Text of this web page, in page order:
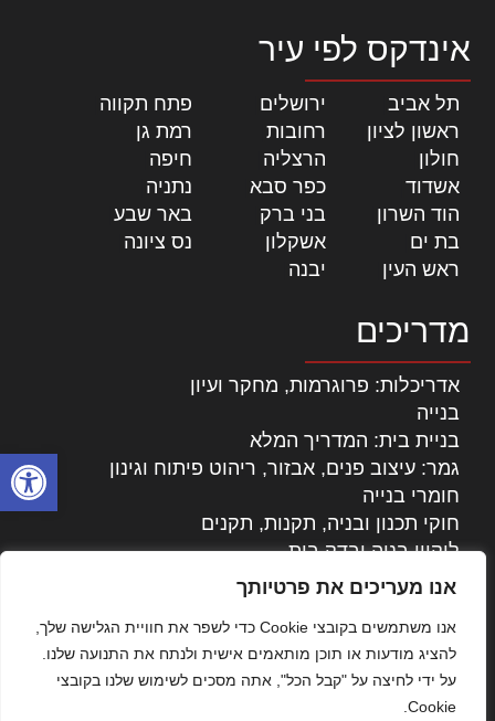
פתח
אנו מעריכים את פרטיותך
אנו משתמשים בקובצי Cookie כדי לשפר את חוויית הגלישה שלך,
להציג מודעות או תוכן מותאמים אישית ולנתח את התנועה שלנו.
על ידי לחיצה על "קבל הכל", אתה מסכים לשימוש שלנו בקובצי
Cookie.
אינדקס לפי עיר
תל אביב ירושלים פתח תקווה
ראשון לציון
רחובות רמת גן
חולון
הרצליה חיפה
אשדוד
כפר סבא נתניה
הוד השרון
בני ברק באר שבע
בת ים
אשקלון נס ציונה
ראש העין
יבנה
מדריכים
אדריכלות: פרוגרמות, מחקר ועיון
בנייה
בניית בית: המדריך המלא
גמר: עיצוב פנים, אבזור, ריהוט פיתוח וגינון
חומרי בנייה
חוקי תכנון ובניה, תקנות, תקנים
ליקויי בניה ובדק בית
נדל"ן: זכויות, אגרות ועסקאות
עקרונות ניהול אחזקה מתקדמות
צילום אדריכלי
שיווק נדלן
שיטות בניה: מפרטים והמלצות